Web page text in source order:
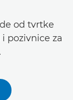
od tvrtke
pozivnice za